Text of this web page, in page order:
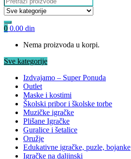
0 0.00 din
Nema proizvoda u korpi.
Sve kategorije
Izdvajamo – Super Ponuda
Outlet
Maske i kostimi
Školski pribor i školske torbe
Muzičke igračke
Plišane Igračke
Guralice i šetalice
Oružje
Edukativne igračke, puzle, bojanke
Igračke na daljinski